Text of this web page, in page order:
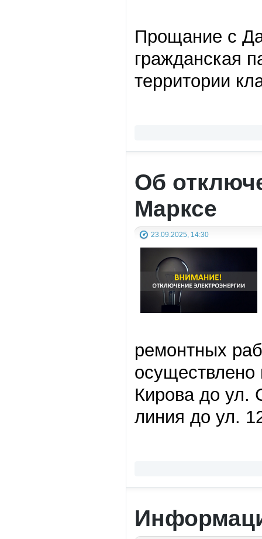
Прощание с
гражданская
территории
Об
Марксе
23.09.2025, 14:30
ремонтных
осуществлено
Кирова до ул.
линия до ул.